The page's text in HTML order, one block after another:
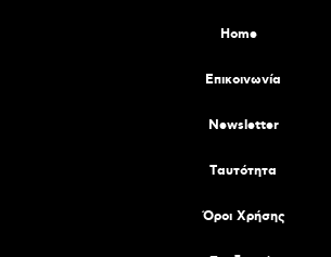
Home
Επικοινωνία
Newsletter
Tαυτότητα
Όροι Χρήσης